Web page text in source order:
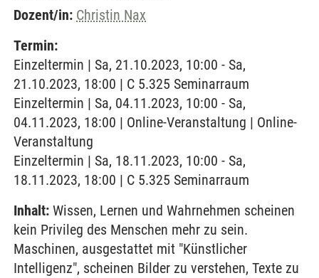
Dozent/in: Christin Nax
Termin:
Einzeltermin | Sa, 21.10.2023, 10:00 - Sa,
21.10.2023, 18:00 | C 5.325 Seminarraum
Einzeltermin | Sa, 04.11.2023, 10:00 - Sa,
04.11.2023, 18:00 | Online-Veranstaltung | Online-
Veranstaltung
Einzeltermin | Sa, 18.11.2023, 10:00 - Sa,
18.11.2023, 18:00 | C 5.325 Seminarraum
Inhalt: Wissen, Lernen und Wahrnehmen scheinen
kein Privileg des Menschen mehr zu sein.
Maschinen, ausgestattet mit "Künstlicher
Intelligenz", scheinen Bilder zu verstehen, Texte zu